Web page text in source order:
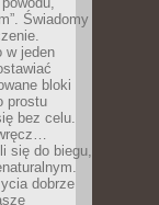
Świadomy
w jeden
bloki
prostu
bez celu.
się do biegu,
dobrze